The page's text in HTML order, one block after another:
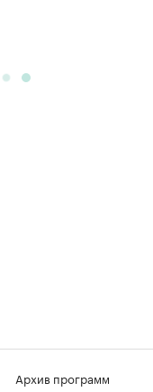
Архив программ